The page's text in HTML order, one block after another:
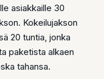
asiakkaille 30
Kokeilujakson
20 tuntia, jonka
paketista alkaen
tahansa.